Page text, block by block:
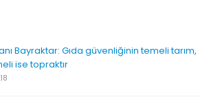
Bayraktar: Gıda güvenliğinin temeli tarım,
ise topraktır